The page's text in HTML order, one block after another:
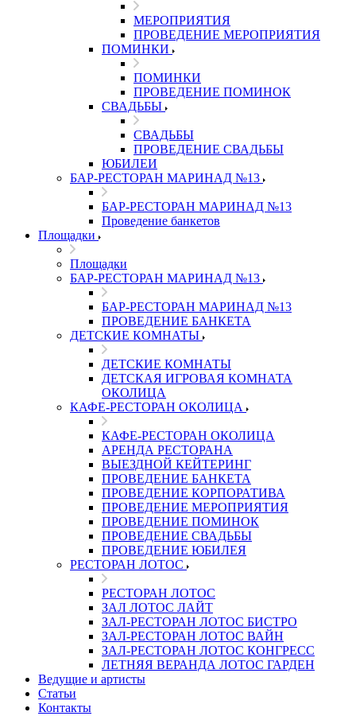
МЕРОПРИЯТИЯ
ПРОВЕДЕНИЕ МЕРОПРИЯТИЯ
ПОМИНКИ
ПОМИНКИ
ПРОВЕДЕНИЕ ПОМИНОК
СВАДЬБЫ
СВАДЬБЫ
ПРОВЕДЕНИЕ СВАДЬБЫ
ЮБИЛЕИ
БАР-РЕСТОРАН МАРИНАД №13
БАР-РЕСТОРАН МАРИНАД №13
Проведение банкетов
Площадки
Площадки
БАР-РЕСТОРАН МАРИНАД №13
БАР-РЕСТОРАН МАРИНАД №13
ПРОВЕДЕНИЕ БАНКЕТА
ДЕТСКИЕ КОМНАТЫ
ДЕТСКИЕ КОМНАТЫ
ДЕТСКАЯ ИГРОВАЯ КОМНАТА
ОКОЛИЦА
КАФЕ-РЕСТОРАН ОКОЛИЦА
КАФЕ-РЕСТОРАН ОКОЛИЦА
АРЕНДА РЕСТОРАНА
ВЫЕЗДНОЙ КЕЙТЕРИНГ
ПРОВЕДЕНИЕ БАНКЕТА
ПРОВЕДЕНИЕ КОРПОРАТИВА
ПРОВЕДЕНИЕ МЕРОПРИЯТИЯ
ПРОВЕДЕНИЕ ПОМИНОК
ПРОВЕДЕНИЕ СВАДЬБЫ
ПРОВЕДЕНИЕ ЮБИЛЕЯ
РЕСТОРАН ЛОТОС
РЕСТОРАН ЛОТОС
ЗАЛ ЛОТОС ЛАЙТ
ЗАЛ-РЕСТОРАН ЛОТОС БИСТРО
ЗАЛ-РЕСТОРАН ЛОТОС ВАЙН
ЗАЛ-РЕСТОРАН ЛОТОС КОНГРЕСС
ЛЕТНЯЯ ВЕРАНДА ЛОТОС ГАРДЕН
Ведущие и артисты
Статьи
Контакты